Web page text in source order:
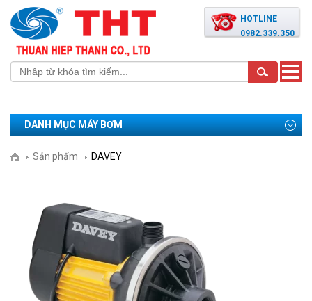
HOTLINE
0982.339.350
Toggle
DANH MỤC MÁY BƠM
Sản phẩm DAVEY